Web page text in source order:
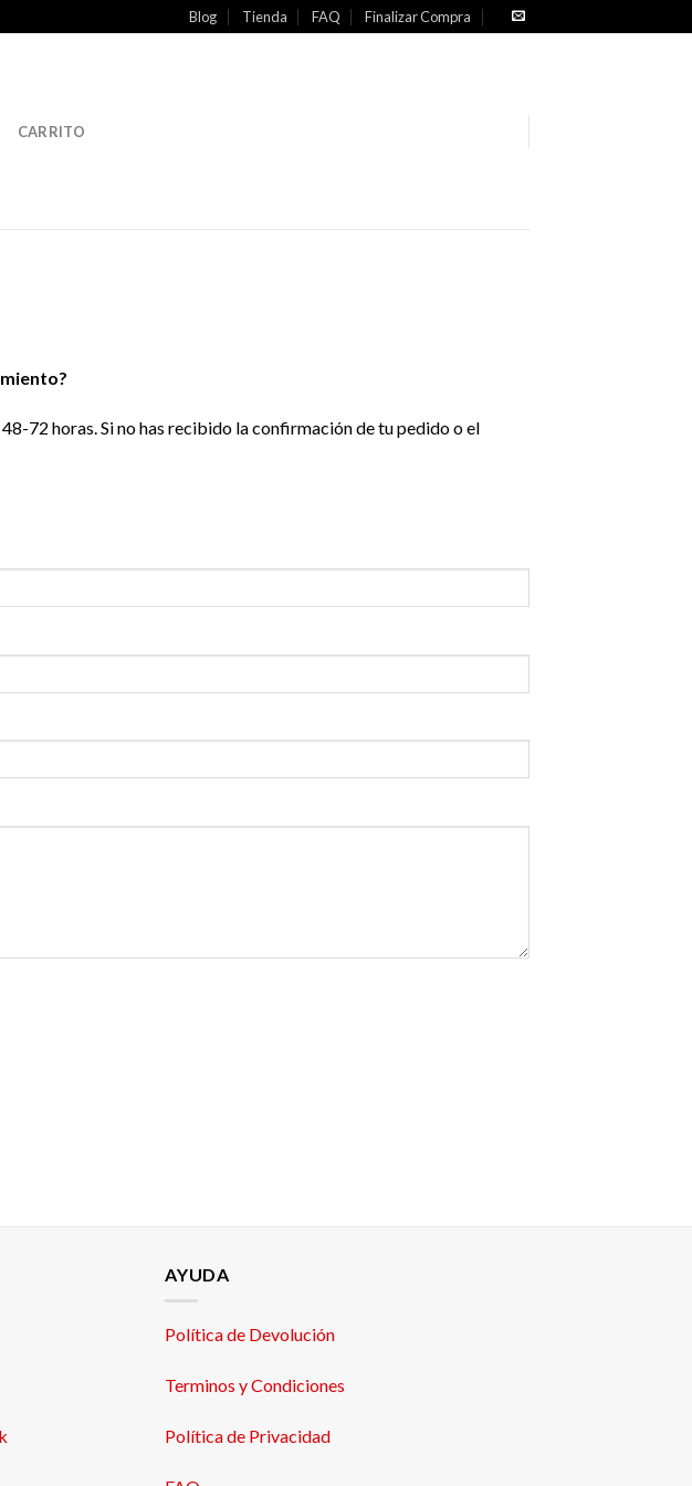
Blog Tienda FAQ Finalizar Compra
CARRITO
72 horas. Si no has recibido la confirmación de tu pedido o el
AYUDA
Política de Devolución
Terminos y Condiciones
Política de Privacidad